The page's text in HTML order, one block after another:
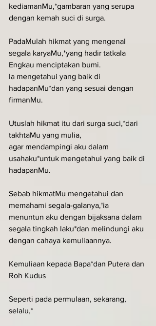
kediamanMu,*gambaran yang serupa
dengan kemah suci di surga.
PadaMulah hikmat yang mengenal
segala karyaMu,*yang hadir tatkala
Engkau menciptakan bumi.
Ia mengetahui yang baik di
hadapanMu*dan yang sesuai dengan
firmanMu.
Utuslah hikmat itu dari surga suci,*dari
takhtaMu yang mulia,
agar mendampingi aku dalam
usahaku*untuk mengetahui yang baik di
hadapanMu.
Sebab hikmatMu mengetahui dan
memahami segala-galanya,†ia
menuntun aku dengan bijaksana dalam
segala tingkah laku*dan melindungi aku
dengan cahaya kemuliaannya.
Kemuliaan kepada Bapa*dan Putera dan
Roh Kudus
Seperti pada permulaan, sekarang,
selalu,*